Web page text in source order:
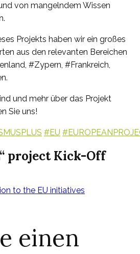
von mangelndem Wissen
Projekts haben wir ein großes
aus den relevanten Bereichen
#Zypern, #Frankreich,
und mehr über das Projekt
Sie uns!
#EU
project Kick-Off
to the EU initiatives
einen